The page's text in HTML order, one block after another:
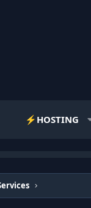
⚡️HOSTING